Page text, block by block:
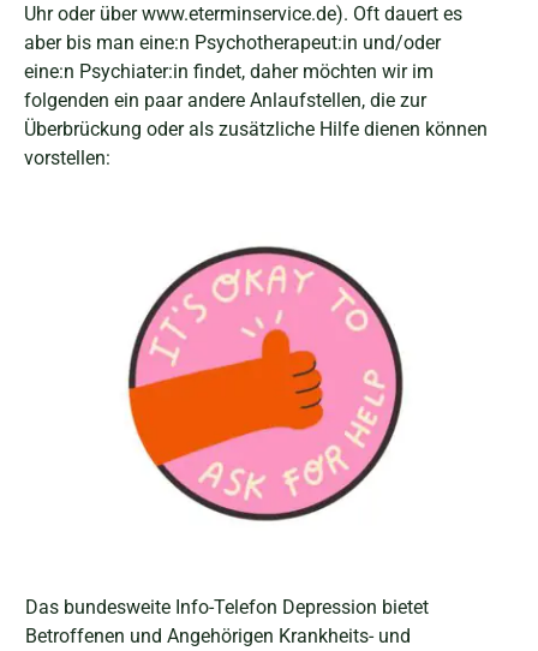
Uhr oder über www.eterminservice.de). Oft dauert es
aber bis man eine:n Psychotherapeut:in und/oder
eine:n Psychiater:in findet, daher möchten wir im
folgenden ein paar andere Anlaufstellen, die zur
Überbrückung oder als zusätzliche Hilfe dienen können
vorstellen:
Das bundesweite Info-Telefon Depression bietet
Betroffenen und Angehörigen Krankheits- und